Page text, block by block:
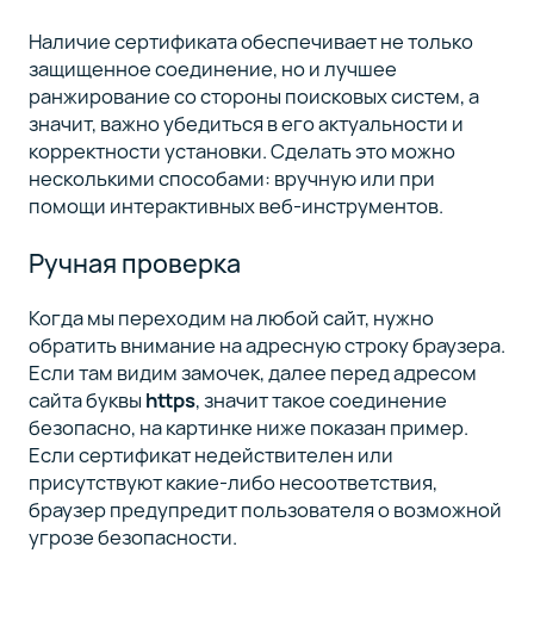
Наличие сертификата обеспечивает не только
защищенное соединение, но и лучшее
ранжирование со стороны поисковых систем, а
значит, важно убедиться в его актуальности и
корректности установки. Сделать это можно
несколькими способами: вручную или при
помощи интерактивных веб-инструментов.
Ручная проверка
Когда мы переходим на любой сайт, нужно
обратить внимание на адресную строку браузера.
Если там видим замочек, далее перед адресом
сайта буквы https, значит такое соединение
безопасно, на картинке ниже показан пример.
Если сертификат недействителен или
присутствуют какие-либо несоответствия,
браузер предупредит пользователя о возможной
угрозе безопасности.